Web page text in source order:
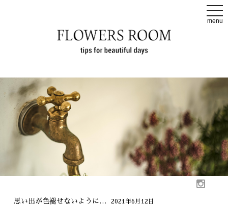
t
o
g
i
o
menu
思い出が色褪せないように… 2021年6月12日